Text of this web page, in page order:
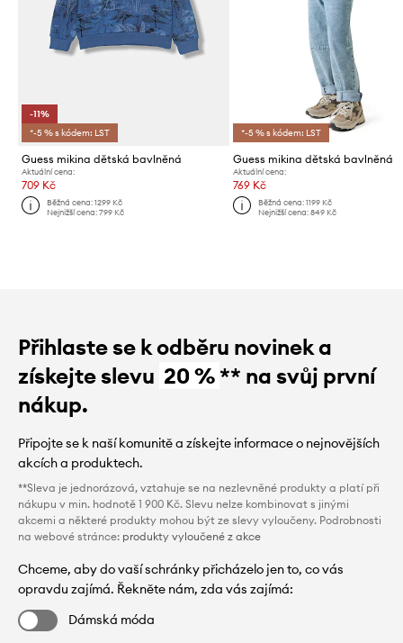
-11%
*-5 % s kódem: LST
Guess mikina dětská bavlněná
Aktuální cena:
709 Kč
Běžná cena:1299 Kč
Nejnižší cena:799 Kč
*-5 % s kódem: LST
Guess mikina dětská bavlněná
Aktuální cena:
769 Kč
Běžná cena: 1199 Kč
Nejnižší cena: 849 Kč
Přihlaste se k odběru novinek a
získejte slevu 20 %** na svůj první
nákup.
Připojte se k naší komunitě a získejte informace o nejnovějších
akcích a produktech.
**Sleva je jednorázová, vztahuje se na nezlevněné produkty a platí při
nákupu v min. hodnotě 1 900 Kč. Slevu nelze kombinovat s jinými
akcemi a některé produkty mohou být ze slevy vyloučeny. Podrobnosti
na webové stránce: produkty vyloučené z akce
Chceme, aby do vaší schránky přicházelo jen to, co vás
opravdu zajímá. Řekněte nám, zda vás zajímá:
Dámská móda